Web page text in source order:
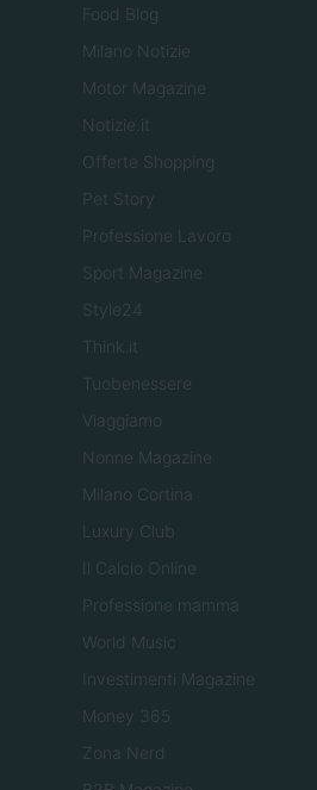
Food Blog
Milano Notizie
Motor Magazine
Notizie.it
Offerte Shopping
Pet Story
Professione Lavoro
Sport Magazine
Style24
Think.it
Tuobenessere
Viaggiamo
Nonne Magazine
Milano Cortina
Luxury Club
Il Calcio Online
Professione mamma
World Music
Investimenti Magazine
Money 365
Zona Nerd